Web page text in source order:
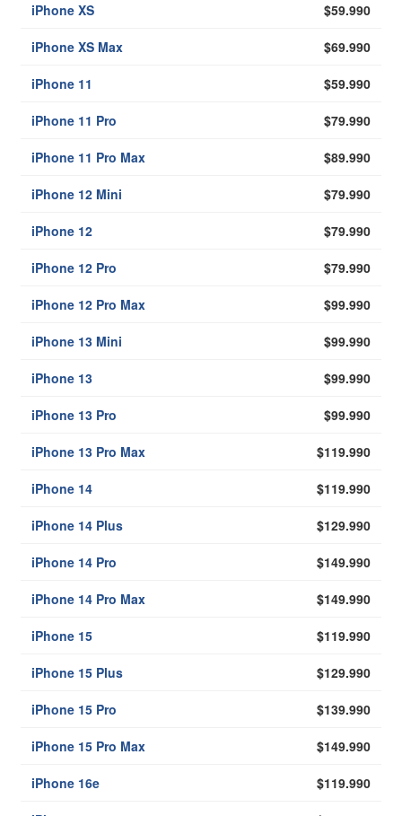
iPhone XS $59.990
iPhone XS Max $69.990
iPhone 11 $59.990
iPhone 11 Pro $79.990
iPhone 11 Pro Max $89.990
iPhone 12 Mini $79.990
iPhone 12 $79.990
iPhone 12 Pro $79.990
iPhone 12 Pro Max $99.990
iPhone 13 Mini $99.990
iPhone 13 $99.990
iPhone 13 Pro $99.990
iPhone 13 Pro Max $119.990
iPhone 14 $119.990
iPhone 14 Plus $129.990
iPhone 14 Pro $149.990
iPhone 14 Pro Max $149.990
iPhone 15 $119.990
iPhone 15 Plus $129.990
iPhone 15 Pro $139.990
iPhone 15 Pro Max $149.990
iPhone 16e $119.990